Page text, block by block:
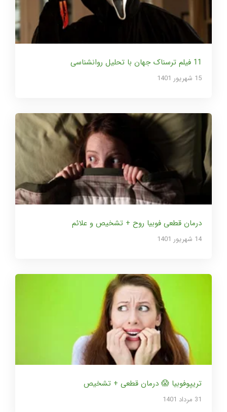
11 فیلم ترسناک جهان با تحلیل روانشناسی
15 شهریور 1401
درمان قطعی فوبیا روح + تشخیص و علائم
14 شهریور 1401
تریپوفوبیا 😱 درمان قطعی + تشخیص
31 مرداد 1401